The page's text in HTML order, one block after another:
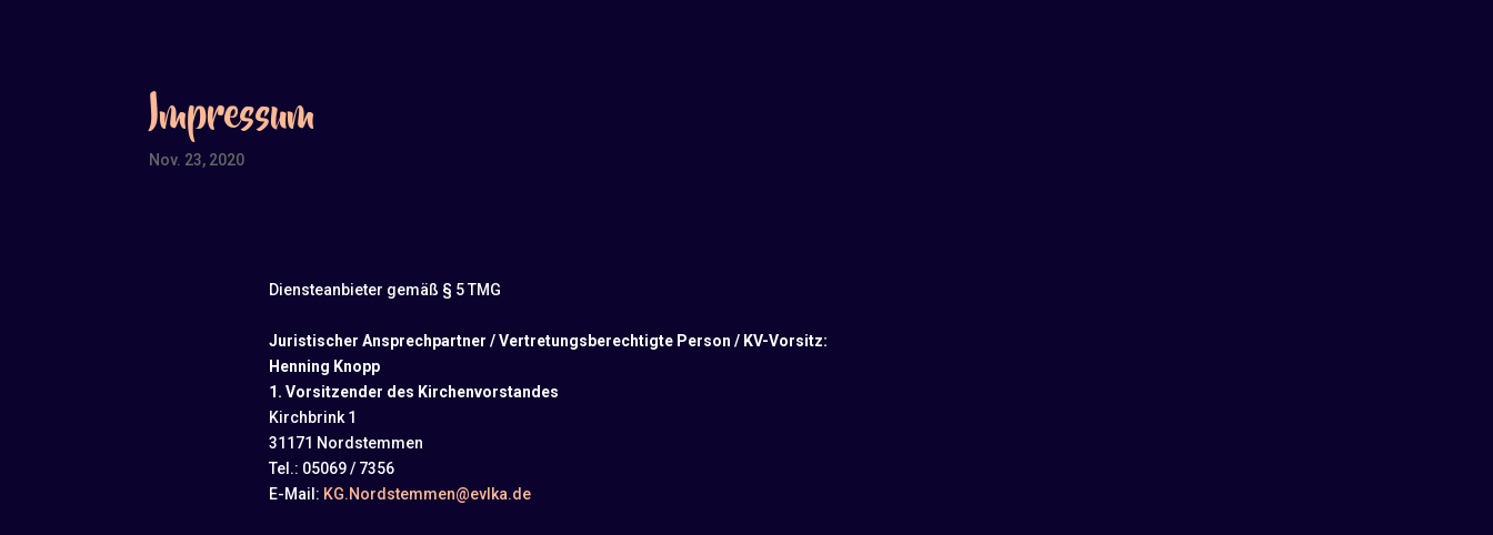
Impressum
Nov. 23, 2020
Diensteanbieter gemäß § 5 TMG
Juristischer Ansprechpartner / Vertretungsberechtigte Person / KV-Vorsitz:
Henning Knopp
1. Vorsitzender des Kirchenvorstandes
Kirchbrink 1
31171 Nordstemmen
Tel.: 05069 / 7356
E-Mail: KG.Nordstemmen@evlka.de